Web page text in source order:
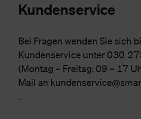
Kundenservice
Bei Fragen wenden Sie sich
Kundenservice unter 030
(Montag – Freitag: 09 – 17
Mail an
.